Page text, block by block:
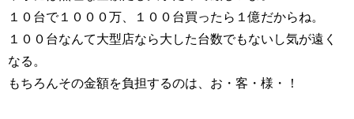
１０台で１０００万、１００台買ったら１億だからね。
１００台なんて大型店なら大した台数でもないし気が遠く
なる。
もちろんその金額を負担するのは、お・客・様・！